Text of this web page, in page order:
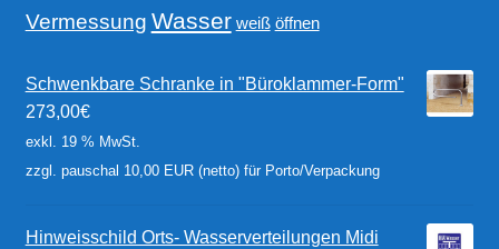
Vermessung Wasser weiß öffnen
Schwenkbare Schranke in "Büroklammer-Form"
273,00€
exkl. 19 % MwSt.
zzgl. pauschal 10,00 EUR (netto) für Porto/Verpackung
Hinweisschild Orts- Wasserverteilungen Midi